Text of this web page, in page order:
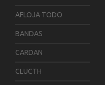
AFLOJA TODO
BANDAS
CARDAN
CLUCTH